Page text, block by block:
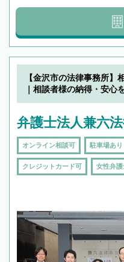
【金沢市の法律事務所】
｜相談者様の納得・安心
弁護士法人兼六
オンライン相談可 駐車場あり
クレジットカード可 女性弁